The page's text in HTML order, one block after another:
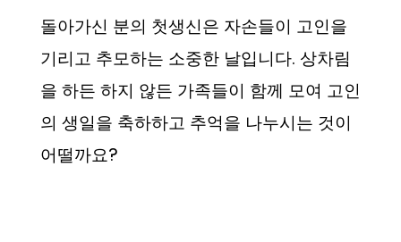
돌아가신 분의 첫생신은 자손들이 고인을
기리고 추모하는 소중한 날입니다. 상차림
을 하든 하지 않든 가족들이 함께 모여 고인
의 생일을 축하하고 추억을 나누시는 것이
어떨까요?